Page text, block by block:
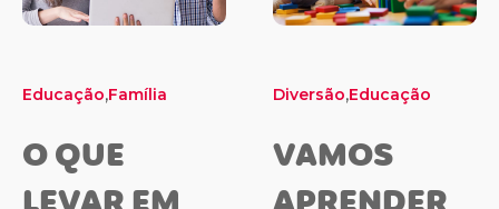
Educação,Família
O QUE
Diversão,Educação
VAMOS